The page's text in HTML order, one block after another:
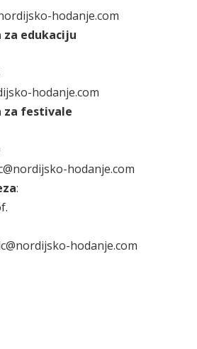
hodanje.com
za edukaciju
hodanje.com
za festivale
hodanje.com
:
hodanje.com